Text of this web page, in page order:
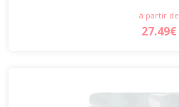
à partir de
27.49€